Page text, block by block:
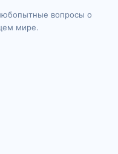
вопросы о
мире.